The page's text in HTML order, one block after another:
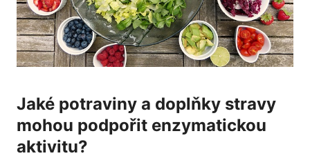
Jaké potraviny a doplňky stravy
mohou podpořit enzymatickou
aktivitu?